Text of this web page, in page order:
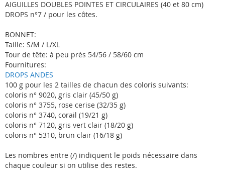
AIGUILLES DOUBLES POINTES ET CIRCULAIRES (40 et 80 cm)
DROPS n°7 / pour les côtes.
BONNET:
Taille: S/M / L/XL
Tour de tête: à peu près 54/56 / 58/60 cm
Fournitures:
DROPS ANDES
100 g pour les 2 tailles de chacun des coloris suivants:
coloris n° 9020, gris clair (45/50 g)
coloris n° 3755, rose cerise (32/35 g)
coloris n° 3740, corail (19/21 g)
coloris n° 7120, gris vert clair (18/20 g)
coloris n° 5310, brun clair (16/18 g)
Les nombres entre (/) indiquent le poids nécessaire dans
chaque couleur si on utilise des restes.